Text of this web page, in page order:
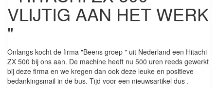
VLIJTIG AAN HET WERK
"
Onlangs kocht de firma "Beens groep " uit Nederland een Hitachi
ZX 500 bij ons aan. De machine heeft nu 500 uren reeds gewerkt
bij deze firma en we kregen dan ook deze leuke en positieve
bedankingsmail in de bus. Tijd voor een nieuwsartikel dus .